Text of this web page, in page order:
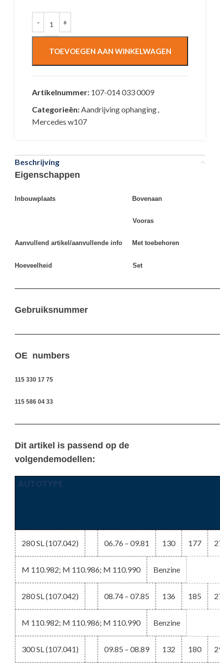
TOEVOEGEN AAN WINKELWAGEN
Artikelnummer: 107-014 033 0009
Categorieën:Aandrijving ophanging,
Mercedes w107
Beschrijving
Eigenschappen
Inbouwplaats Bovenaan
Vooras
Aanvullend artikel/aanvullende info Met toebehoren
Hoeveelheid Set
Gebruiksnummer
OE numbers
115 330 17 75
115 586 04 33
Dit artikel is passend op de
volgendemodellen:
AUTOTYPE
280 SL (107.042) 06.76 – 09.81 130 177
M 110.982; M 110.986; M 110.990 Benzine
280 SL (107.042) 08.74 – 07.85 136 185
M 110.982; M 110.986; M 110.990 Benzine
300 SL (107.041) 09.85 – 08.89 132 180